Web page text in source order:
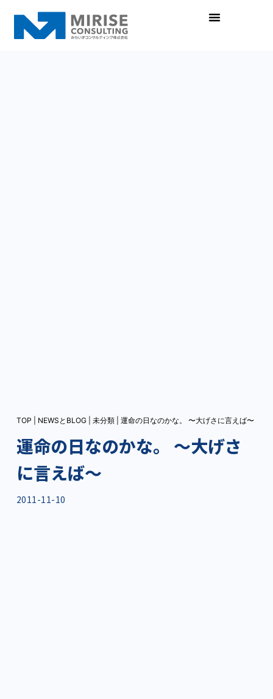
TOP NEWSとBLOG 未分類 運命の日なのかな。 〜大げさに言えば〜
運命の日なのかな。 〜大げさ
に言えば〜
2011-11-10